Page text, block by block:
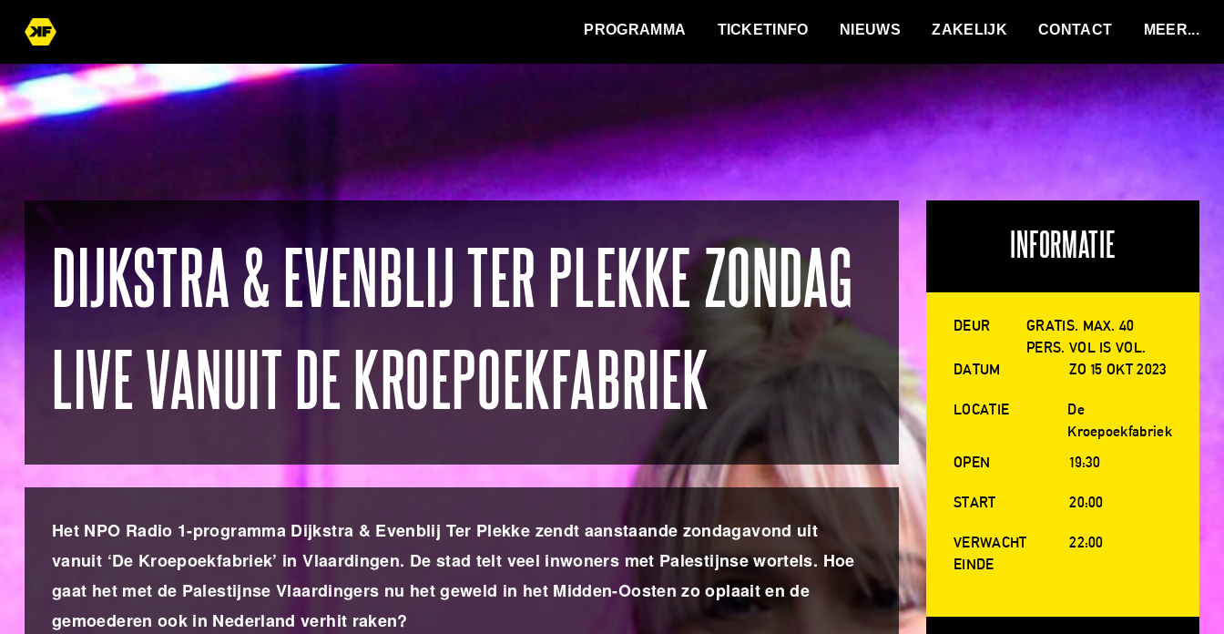
PROGRAMMA TICKETINFO NIEUWS ZAKELIJK CONTACT
DIJKSTRA & EVENBLIJ TER PLEKKE ZONDAG
LIVE VANUIT DE KROEPOEKFABRIEK
Het NPO Radio 1-programma Dijkstra & Evenblij Ter Plekke zendt aanstaande zondagavond uit
vanuit ‘De Kroepoekfabriek’ in Vlaardingen. De stad telt veel inwoners met Palestijnse wortels. Hoe
gaat het met de Palestijnse Vlaardingers nu het geweld in het Midden-Oosten zo oplaait en de
gemoederen ook in Nederland verhit raken?
INFORMATIE
DEUR
GRATIS. MAX. 40
PERS. VOL IS VOL.
DATUM
ZO 15 OKT 2023
LOCATIE
De
Kroepoekfabriek
OPEN
19:30
START 20:00
VERWACHT
EINDE
22:00